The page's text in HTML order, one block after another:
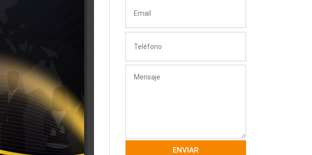
ENVIAR